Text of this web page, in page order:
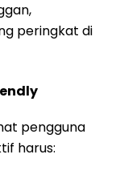
peringkat di
pengguna
harus: